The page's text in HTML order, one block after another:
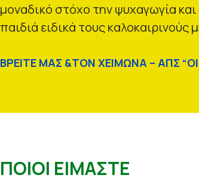
μοναδικό στόχο την ψυχαγωγία
παιδιά ειδικά τους καλοκαιρινούς
ΒΡΕΙΤΕ ΜΑΣ &ΤΟΝ ΧΕΙΜΩΝΑ – ΑΠΣ
ΠΟΙΟΙ ΕΙΜΑΣΤΕ